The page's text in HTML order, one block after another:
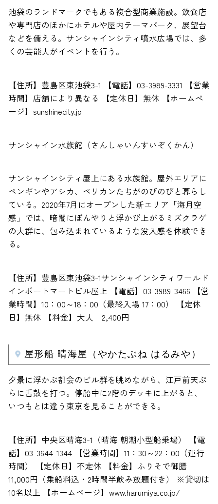
池袋のランドマークでもある複合型商業施設。飲食店
や専門店のほかにホテルや屋内テーマパーク、展望台
などを備える。サンシャインシティ噴水広場では、多
くの芸能人がイベントを行う。
【住所】豊島区東池袋3-1 【電話】03-3989-3331 【営業
時間】店舗により異なる 【定休日】無休 【ホームぺ
ージ】sunshinecity.jp
サンシャイン水族館（さんしゃいんすいぞくかん）
サンシャインシティ屋上にある水族館。屋外エリアに
ペンギンやアシカ、ペリカンたちがのびのびと暮らし
ている。2020年7月にオープンした新エリア「海月空
感」では、暗闇にぼんやりと浮かび上がるミズクラゲ
の大群に、包み込まれているような没入感を体験でき
る。
【住所】豊島区東池袋3-1サンシャインシティワールド
インポートマートビル屋上 【電話】03-3989-3466 【営
業時間】10：00～18：00（最終入場 17：00） 【定休
日】無休 【料金】大人 2,400円
屋形船 晴海屋（やかたぶね はるみや）
夕景に浮かぶ都会のビル群を眺めながら、江戸前天ぷ
らに舌鼓を打つ。停船中に2階のデッキに上がると、
いつもとは違う東京を見ることができる。
【住所】中央区晴海3-1（晴海 朝潮小型船乗場） 【電
話】03-3644-1344 【営業時間】11：30～22：00（運行
時間） 【定休日】不定休 【料金】ふりそで御膳
11,000円（乗船料込・2時間半飲み放題付き） ※貸切は
10名以上 【ホームページ】www.harumiya.co.jp/